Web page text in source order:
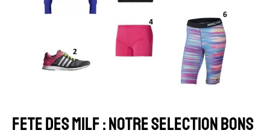
FETE DES MILF : NOTRE SELECTION BONS